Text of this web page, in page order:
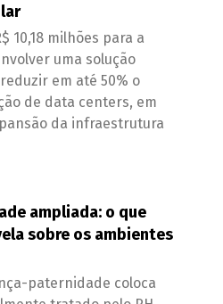
10,18 milhões para a
uma solução
em até 50% o
de data centers, em
da infraestrutura
ampliada: o que
sobre os ambientes
paternidade coloca